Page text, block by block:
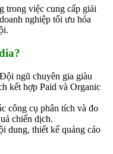
trong việc cung cấp giải
nghiệp tối ưu hóa
Đội ngũ chuyên gia giàu
kết hợp Paid và Organic
công cụ phân tích và đo
chiến dịch.
dung, thiết kế quảng cáo